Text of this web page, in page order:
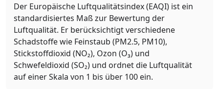
Der Europäische Luftqualitätsindex (EAQI) ist ein
standardisiertes Maß zur Bewertung der
Luftqualität. Er berücksichtigt verschiedene
Schadstoffe wie Feinstaub (PM2.5, PM10),
Stickstoffdioxid (NO₂), Ozon (O₃) und
Schwefeldioxid (SO₂) und ordnet die Luftqualität
auf einer Skala von 1 bis über 100 ein.